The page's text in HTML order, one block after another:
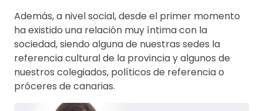
Además, a nivel social, desde el primer momento
ha existido una relación muy íntima con la
sociedad, siendo alguna de nuestras sedes la
referencia cultural de la provincia y algunos de
nuestros colegiados, políticos de referencia o
próceres de canarias.